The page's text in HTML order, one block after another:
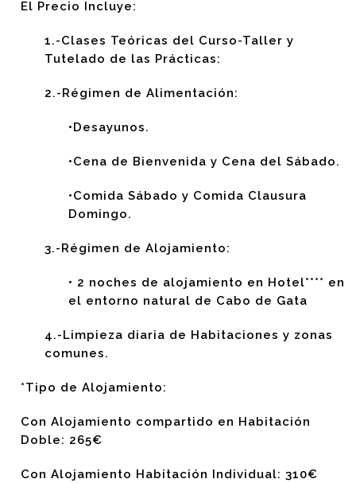
El Precio Incluye:
1.-Clases Teóricas del Curso-Taller y
Tutelado de las Prácticas:
2.-Régimen de Alimentación:
•Desayunos.
•Cena de Bienvenida y Cena del Sábado.
•Comida Sábado y Comida Clausura
Domingo.
3.-Régimen de Alojamiento:
• 2 noches de alojamiento en Hotel**** en
el entorno natural de Cabo de Gata
4.-Limpieza diaria de Habitaciones y zonas
comunes.
*Tipo de Alojamiento:
Con Alojamiento compartido en Habitación
Doble: 265€
Con Alojamiento Habitación Individual: 310€